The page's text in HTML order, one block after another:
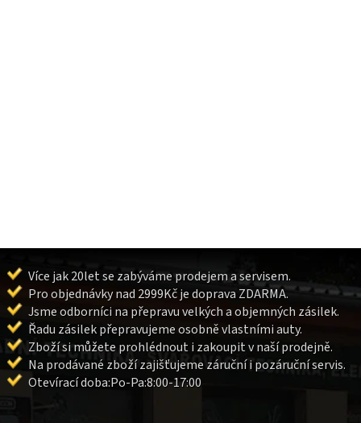
Více jak 20let se zabýváme prodejem a servisem.
Pro objednávky nad 2999Kč je doprava ZDARMA.
Jsme odborníci na přepravu velkých a objemných zásilek.
Řadu zásilek přepravujeme osobně vlastními auty.
Zboží si můžete prohlédnout i zakoupit v naší prodejně.
Na prodávané zboží zajišťujeme záruční i pozáruční servis.
Otevírací doba:Po-Pa:8:00-17:00